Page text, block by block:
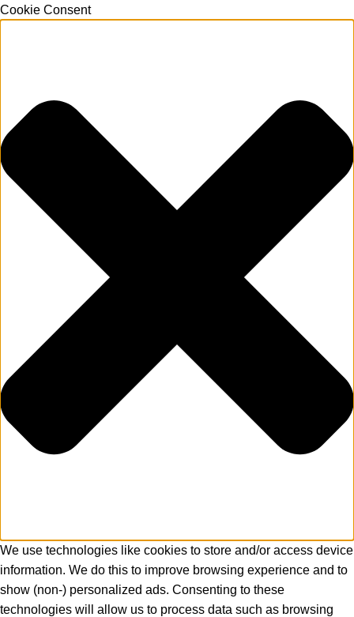
Cookie Consent
We use technologies like cookies to store and/or access device
information. We do this to improve browsing experience and to
show (non-) personalized ads. Consenting to these
technologies will allow us to process data such as browsing